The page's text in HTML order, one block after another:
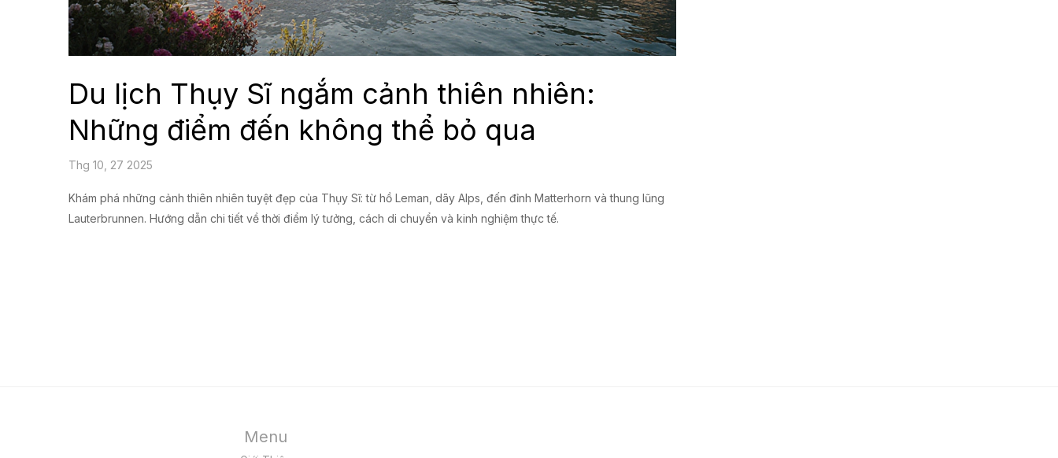
Du lịch Thụy Sĩ ngắm cảnh thiên nhiên:
Những điểm đến không thể bỏ qua
Thg 10, 27 2025
Khám phá những cảnh thiên nhiên tuyệt đẹp của Thụy Sĩ: từ hồ Leman, dãy Alps, đến đỉnh Matterhorn và thung lũng
Lauterbrunnen. Hướng dẫn chi tiết về thời điểm lý tưởng, cách di chuyển và kinh nghiệm thực tế.
Menu